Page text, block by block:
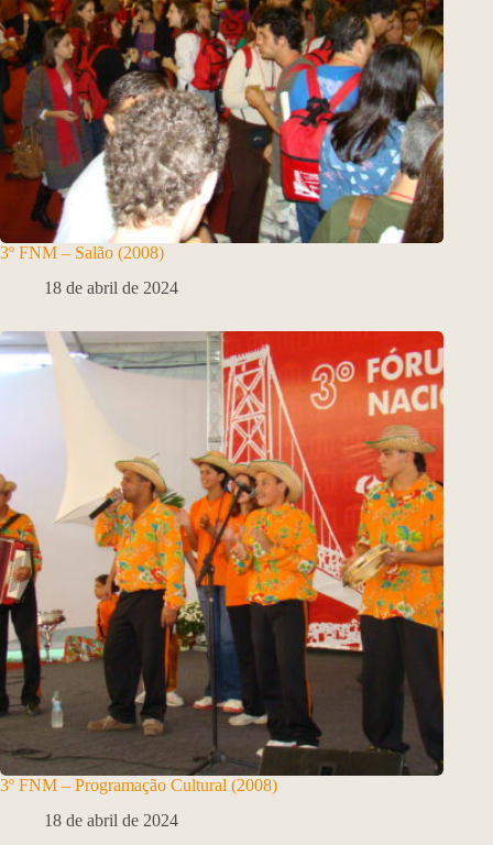
3º FNM – Salão (2008)
18 de abril de 2024
3º FNM – Programação Cultural (2008)
18 de abril de 2024